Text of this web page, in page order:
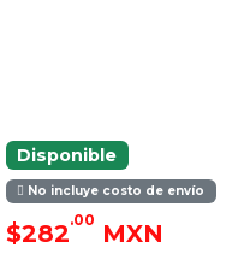
Disponible
No incluye costo de envío
$282.00 MXN